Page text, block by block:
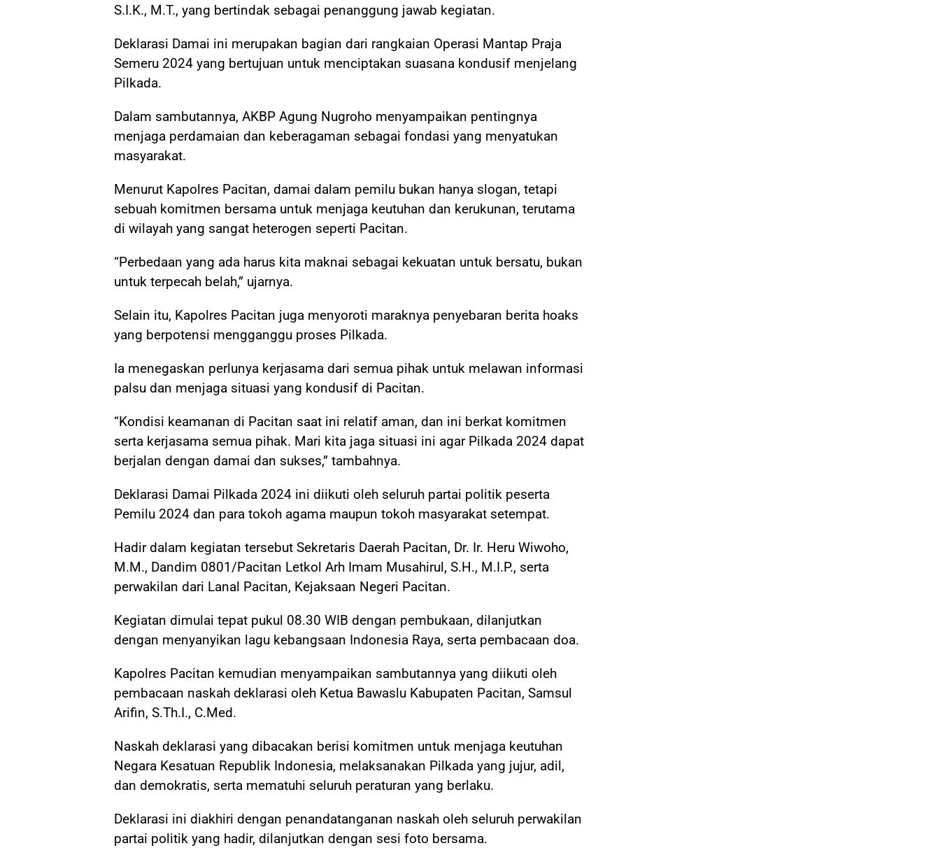
S.I.K., M.T., yang bertindak sebagai penanggung jawab kegiatan.
Deklarasi Damai ini merupakan bagian dari rangkaian Operasi Mantap Praja
Semeru 2024 yang bertujuan untuk menciptakan suasana kondusif menjelang
Pilkada.
Dalam sambutannya, AKBP Agung Nugroho menyampaikan pentingnya
menjaga perdamaian dan keberagaman sebagai fondasi yang menyatukan
masyarakat.
Menurut Kapolres Pacitan, damai dalam pemilu bukan hanya slogan, tetapi
sebuah komitmen bersama untuk menjaga keutuhan dan kerukunan, terutama
di wilayah yang sangat heterogen seperti Pacitan.
“Perbedaan yang ada harus kita maknai sebagai kekuatan untuk bersatu, bukan
untuk terpecah belah,” ujarnya.
Selain itu, Kapolres Pacitan juga menyoroti maraknya penyebaran berita hoaks
yang berpotensi mengganggu proses Pilkada.
Ia menegaskan perlunya kerjasama dari semua pihak untuk melawan informasi
palsu dan menjaga situasi yang kondusif di Pacitan.
“Kondisi keamanan di Pacitan saat ini relatif aman, dan ini berkat komitmen
serta kerjasama semua pihak. Mari kita jaga situasi ini agar Pilkada 2024 dapat
berjalan dengan damai dan sukses,” tambahnya.
Deklarasi Damai Pilkada 2024 ini diikuti oleh seluruh partai politik peserta
Pemilu 2024 dan para tokoh agama maupun tokoh masyarakat setempat.
Hadir dalam kegiatan tersebut Sekretaris Daerah Pacitan, Dr. Ir. Heru Wiwoho,
M.M., Dandim 0801/Pacitan Letkol Arh Imam Musahirul, S.H., M.I.P., serta
perwakilan dari Lanal Pacitan, Kejaksaan Negeri Pacitan.
Kegiatan dimulai tepat pukul 08.30 WIB dengan pembukaan, dilanjutkan
dengan menyanyikan lagu kebangsaan Indonesia Raya, serta pembacaan doa.
Kapolres Pacitan kemudian menyampaikan sambutannya yang diikuti oleh
pembacaan naskah deklarasi oleh Ketua Bawaslu Kabupaten Pacitan, Samsul
Arifin, S.Th.I., C.Med.
Naskah deklarasi yang dibacakan berisi komitmen untuk menjaga keutuhan
Negara Kesatuan Republik Indonesia, melaksanakan Pilkada yang jujur, adil,
dan demokratis, serta mematuhi seluruh peraturan yang berlaku.
Deklarasi ini diakhiri dengan penandatanganan naskah oleh seluruh perwakilan
partai politik yang hadir, dilanjutkan dengan sesi foto bersama.